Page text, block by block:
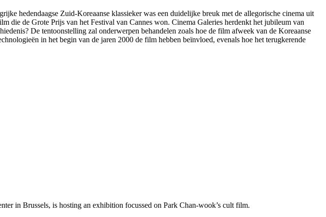
hedendaagse Zuid-Koreaanse klassieker was een duidelijke breuk met de allegorische cinema uit
die de Grote Prijs van het Festival van Cannes won. Cinema Galeries herdenkt het jubileum van
De tentoonstelling zal onderwerpen behandelen zoals hoe de film afweek van de Koreaanse
in het begin van de jaren 2000 de film hebben beïnvloed, evenals hoe het terugkerende
in Brussels, is hosting an exhibition focussed on Park Chan-wook’s cult film.